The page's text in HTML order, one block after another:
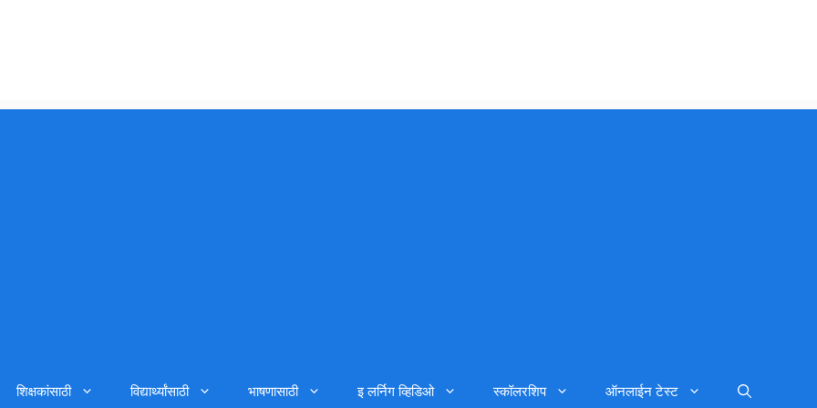
शिक्षकांसाठी विद्यार्थ्यांसाठी भाषणासाठी इ लर्निग व्हिडिओ स्कॉलरशिप ऑनलाईन टेस्ट